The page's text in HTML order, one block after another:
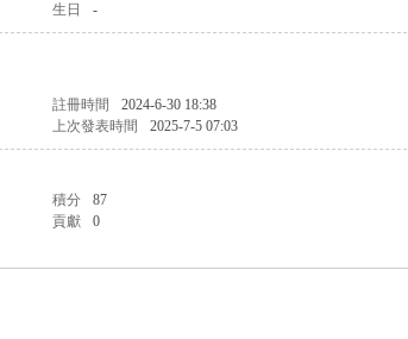
生日 -
註冊時間 2024-6-30 18:38
上次發表時間 2025-7-5 07:03
積分 87
貢獻 0